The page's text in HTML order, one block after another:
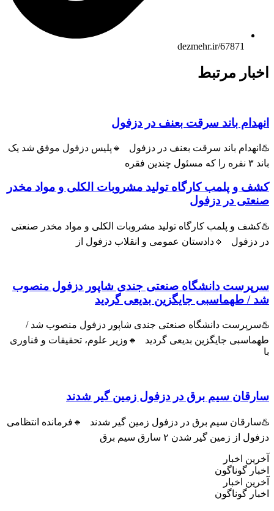
dezmehr.ir/67871
مرتبط
باند سرقت بعنف در دزفول
باند سرقت بعنف در دزفول 🔹پلیس دزفول موفق شد یک
و پلمب کارگاه تولید مشروبات الکلی و مواد مخدر
در دزفول
و پلمب کارگاه تولید مشروبات الکلی و مواد مخدر صنعتی
🔹دادستان عمومی و انقلاب دزفول از
دانشگاه صنعتی جندی شاپور دزفول منصوب
طهماسبی جایگزین بدیعی گردید
دانشگاه صنعتی جندی شاپور دزفول منصوب شد /
جایگزین بدیعی گردید 🔸وزیر علوم، تحقیقات و فناوری
سیم برق در دزفول زمین گیر شدند
سیم برق در دزفول زمین گیر شدند 🔹فرمانده انتظامی
زمین گیر شدن ۲ سارق سیم برق
اخبار
گوناگون
اخبار
گوناگون